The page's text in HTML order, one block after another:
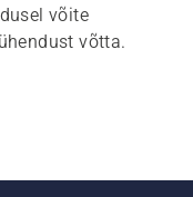
võite
võtta.